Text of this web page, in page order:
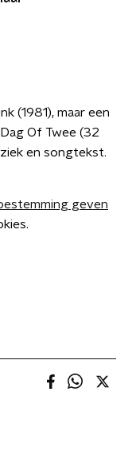
(1981), maar een
Of Twee (32
en songtekst.
geven